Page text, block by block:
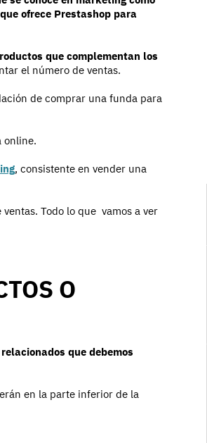
ofrece Prestashop para
que complementan los
el número de ventas.
de comprar una funda para
online.
, consistente en vender una
Todo lo que vamos a ver
O
que debemos
en la parte inferior de la